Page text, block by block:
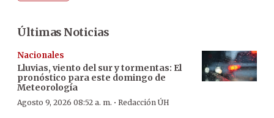
Últimas Noticias
Nacionales
Lluvias, viento del sur y tormentas: El
pronóstico para este domingo de
Meteorología
Agosto 9, 2026 08:52 a. m. · Redacción ÚH